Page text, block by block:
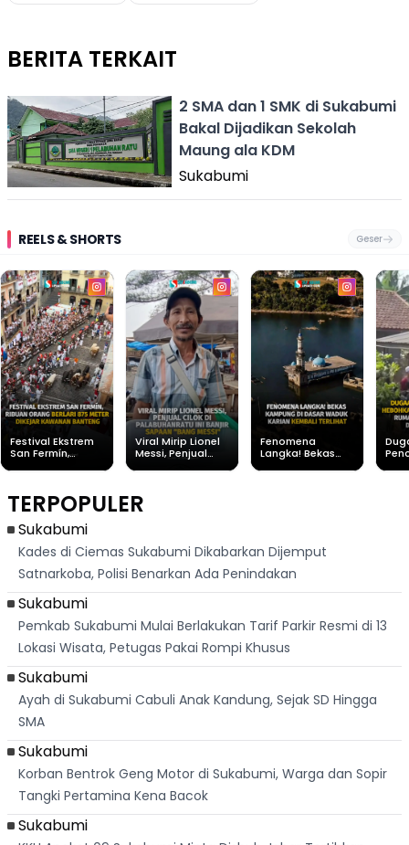
BERITA TERKAIT
2 SMA dan 1 SMK di Sukabumi
Bakal Dijadikan Sekolah
Maung ala KDM
Sukabumi
REELS & SHORTS Geser
Festival Ekstrem
San Fermín,
Banteng
Viral Mirip Lionel
Messi, Penjual
"Bang Messi"
Fenomena
Langka! Bekas
TERPOPULER
Sukabumi
Kades di Ciemas Sukabumi Dikabarkan Dijemput
Satnarkoba, Polisi Benarkan Ada Penindakan
Sukabumi
Pemkab Sukabumi Mulai Berlakukan Tarif Parkir Resmi di 13
Lokasi Wisata, Petugas Pakai Rompi Khusus
Sukabumi
Ayah di Sukabumi Cabuli Anak Kandung, Sejak SD Hingga
SMA
Sukabumi
Korban Bentrok Geng Motor di Sukabumi, Warga dan Sopir
Tangki Pertamina Kena Bacok
Sukabumi